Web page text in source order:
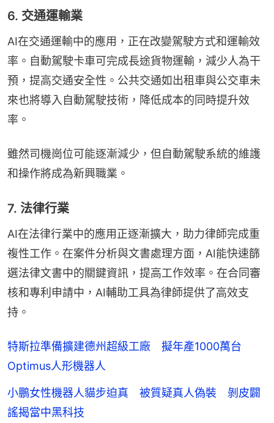
6. 交通運輸業
AI在交通運輸中的應用，正在改變駕駛方式和運輸效
率。自動駕駛卡車可完成長途貨物運輸，減少人為干
預，提高交通安全性。公共交通如出租車與公交車未
來也將導入自動駕駛技術，降低成本的同時提升效
率。
雖然司機崗位可能逐漸減少，但自動駕駛系統的維護
和操作將成為新興職業。
7. 法律行業
AI在法律行業中的應用正逐漸擴大，助力律師完成重
複性工作。在案件分析與文書處理方面，AI能快速篩
選法律文書中的關鍵資訊，提高工作效率。在合同審
核和專利申請中，AI輔助工具為律師提供了高效支
持。
特斯拉準備擴建德州超級工廠 擬年產1000萬台
Optimus人形機器人
小鵬女性機器人貓步迫真 被質疑真人偽裝 剝皮闢
謠揭當中黑科技